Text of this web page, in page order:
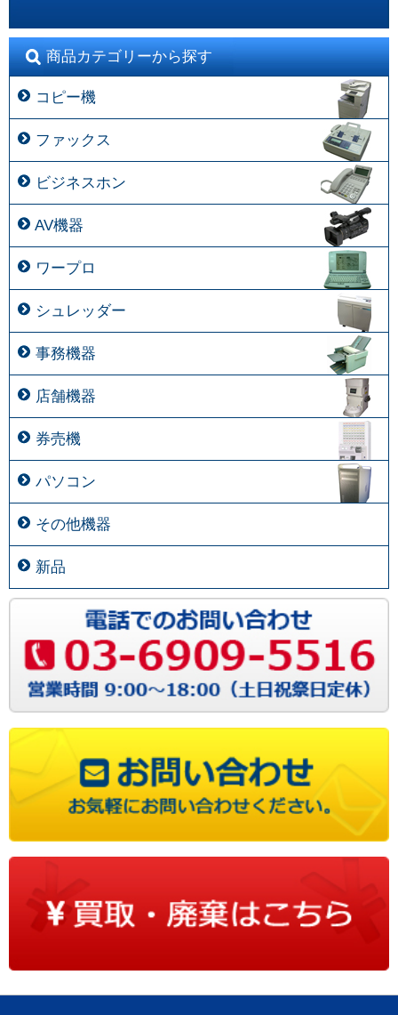
商品カテゴリーから探す
コピー機
ファックス
ビジネスホン
AV機器
ワープロ
シュレッダー
事務機器
店舗機器
券売機
パソコン
その他機器
新品